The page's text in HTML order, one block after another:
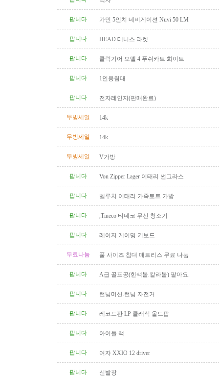
팝니다 가민 5인치 네비게이션 Nuvi 50 LM
팝니다 HEAD 테니스 라켓
팝니다 클릭기어 모델 4 푸쉬카트 화이트
팝니다 1인용침대
팝니다 전자레인지(판매완료)
무빙세일 14k
무빙세일 14k
무빙세일 V가방
팝니다 Von Zipper Lager 이태리 썬그라스
팝니다 벨루치 이태리 가죽토트 가방
팝니다 ,Tineco 티네코 무선 청소기
팝니다 레이저 게이밍 키보드
무료나눔 풀 사이즈 침대 매트리스 무료 나눔
팝니다 A급 골프공(힌색볼.칼라볼) 팔아요.
팝니다 런닝머신.런닝 자전거
팝니다 레코드판 LP 클래식 올드팝
팝니다 아이들 책
팝니다 여자 XXIO 12 driver
팝니다 신발장